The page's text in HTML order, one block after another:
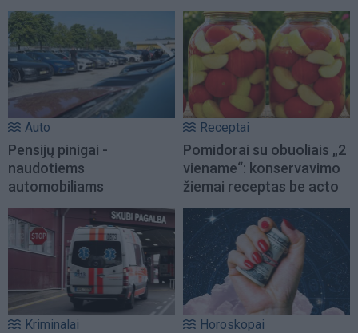
Auto
Pensijų pinigai -
naudotiems
automobiliams
Receptai
Pomidorai su obuoliais „2
viename“: konservavimo
žiemai receptas be acto
Kriminalai Horoskopai